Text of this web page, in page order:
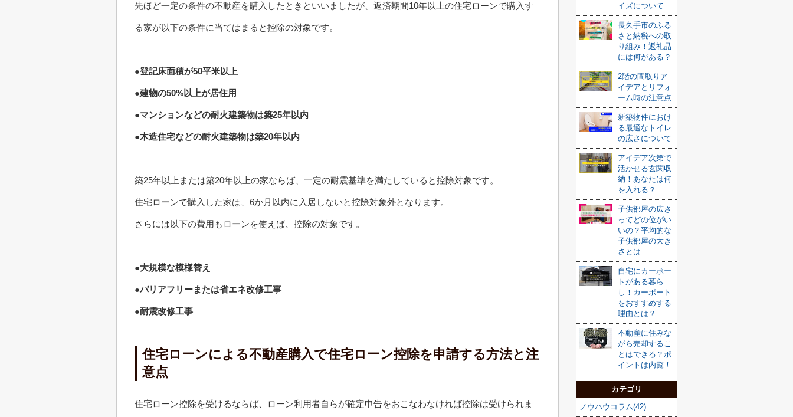
先ほど一定の条件の不動産を購入したときといいましたが、返済期間10年以上の住宅ローンで購入す
る家が以下の条件に当てはまると控除の対象です。
●登記床面積が50平米以上
●建物の50%以上が居住用
●マンションなどの耐火建築物は築25年以内
●木造住宅などの耐火建築物は築20年以内
築25年以上または築20年以上の家ならば、一定の耐震基準を満たしていると控除対象です。
住宅ローンで購入した家は、6か月以内に入居しないと控除対象外となります。
さらには以下の費用もローンを使えば、控除の対象です。
●大規模な模様替え
●バリアフリーまたは省エネ改修工事
●耐震改修工事
住宅ローンによる不動産購入で住宅ローン控除を申請する方法と注
意点
住宅ローン控除を受けるならば、ローン利用者自らが確定申告をおこなわなければ控除は受けられま
イズについて
長久手市のふる
さと納税への取
り組み！返礼品
には何がある？
2階の間取りア
イデアとリフォ
ーム時の注意点
新築物件におけ
る最適なトイレ
の広さについて
アイデア次第で
活かせる玄関収
納！あなたは何
を入れる？
子供部屋の広さ
ってどの位がい
いの？平均的な
子供部屋の大き
さとは
自宅にカーポー
トがある暮ら
し！カーポート
をおすすめする
理由とは？
不動産に住みな
がら売却するこ
とはできる？ポ
イントは内覧！
カテゴリ
ノウハウコラム(42)